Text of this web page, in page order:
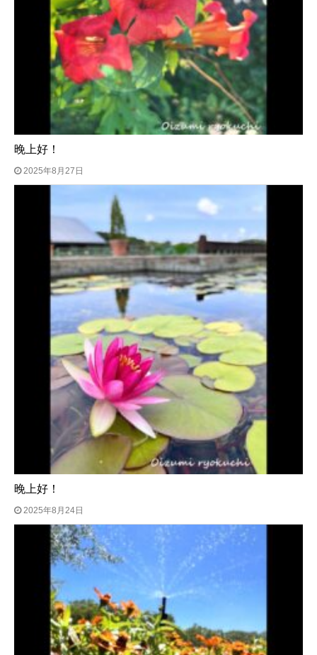
晚上好！
2025年8月27日
晚上好！
2025年8月24日